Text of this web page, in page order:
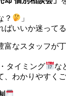
？
」
ばいいか迷って
富なスタッフが
・タイミング
な
、わかりやすく